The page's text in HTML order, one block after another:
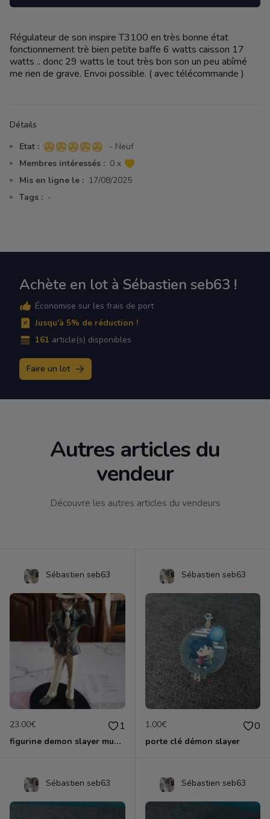
Description
Régulateur de son inspire T3100 en très bonne état
fonctionnement trè bien petite baffe 6 watts caisson 17
watts .. donc 29 watts le tout très bon son un peu abîmé
me rien de grave. Envoi possible. ( avec télécommande )
Détails
Etat : 5 sur 5 étoiles
- Neuf
Membres intéressés : 0 x
Mis en ligne le : 17/08/2025
Tags : -
Achète en lot à Sébastien seb63 !
Économise sur les frais de port
Jusqu'à 5% de réduction !
161 article(s) disponibles
Faire un lot
Autres articles du
vendeur
Découvre les autres articles du vendeurs
Sébastien seb63
23.00€ 1
figurine demon slayer muzan
Sébastien seb63
1.00€ 0
porte clé démon slayer
Sébastien seb63 Sébastien seb63